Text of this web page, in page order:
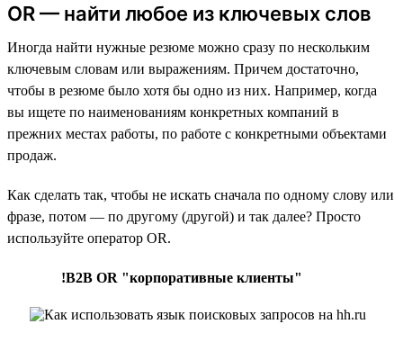
OR — найти любое из ключевых слов
Иногда найти нужные резюме можно сразу по нескольким
ключевым словам или выражениям. Причем достаточно,
чтобы в резюме было хотя бы одно из них. Например, когда
вы ищете по наименованиям конкретных компаний в
прежних местах работы, по работе с конкретными объектами
продаж.
Как сделать так, чтобы не искать сначала по одному слову или
фразе, потом — по другому (другой) и так далее? Просто
используйте оператор OR.
!B2B OR "корпоративные клиенты"